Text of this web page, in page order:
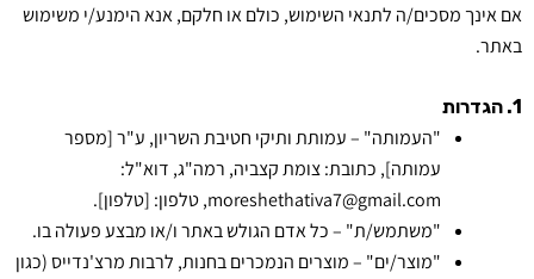
אם אינך מסכים/ה לתנאי השימוש, כולם או חלקם, אנא הימנע/י משימוש
באתר.
1. הגדרות
"העמותה" – עמותת ותיקי חטיבת השריון, ע"ר [מספר
עמותה], כתובת: צומת קצביה, רמה"ג, דוא"ל:
moreshethativa7@gmail.com, טלפון: [טלפון].
"משתמש/ת" – כל אדם הגולש באתר ו/או מבצע פעולה בו.
"מוצר/ים" – מוצרים הנמכרים בחנות, לרבות מרצ'נדייס (כגון